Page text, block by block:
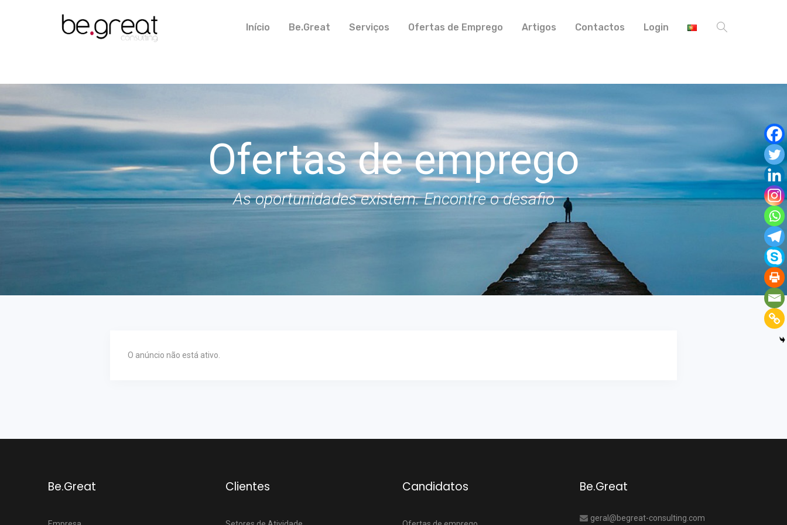
Início Be.Great Serviços Ofertas de Emprego Artigos Contactos Login
Ofertas de emprego
As oportunidades existem. Encontre o desafio
O anúncio não está ativo.
Be.Great Clientes Candidatos Be.Great
geral@begreat-consulting.com